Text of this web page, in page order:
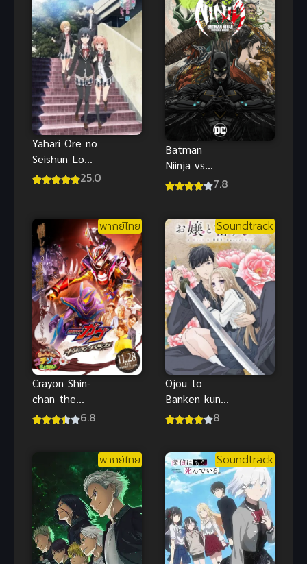
Yahari Ore no
Seishun Love
Comedy ภาค25.0
Batman
Niinja vs
Yakuza
แมน นินจา
ปะทะ ยากูซ่า
7.8
พากย์ไทย
Crayon Shin-
chan the
Movie 33
Kasukabe
Dancers ชิน
จังเดอะมูฟวี่
ระเบิดความ
เผ็ด! คัสึกาเบะ
แดนเซอร์
พากย์ไทย
6.8
Soundtrack
Ojou to
Banken kun
องครักษ์
8
พากย์ไทย Soundtrack